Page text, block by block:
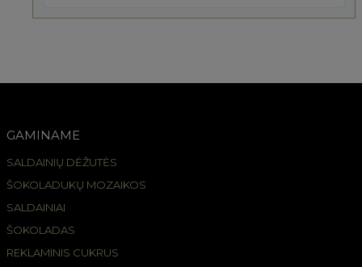
GAMINAME
SALDAINIŲ DĖŽUTĖS
ŠOKOLADUKŲ MOZAIKOS
SALDAINIAI
ŠOKOLADAS
REKLAMINIS CUKRUS